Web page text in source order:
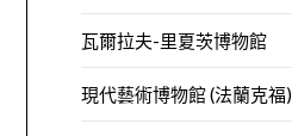
瓦爾拉夫-里夏茨博物館
現代藝術博物館 (法蘭克福)